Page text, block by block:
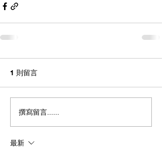
1 則留言
撰寫留言......
最新